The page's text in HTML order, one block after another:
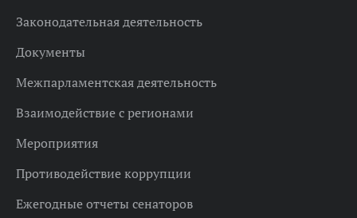
Законодательная деятельность
Документы
Межпарламентская деятельность
Взаимодействие с регионами
Мероприятия
Противодействие коррупции
Ежегодные отчеты сенаторов